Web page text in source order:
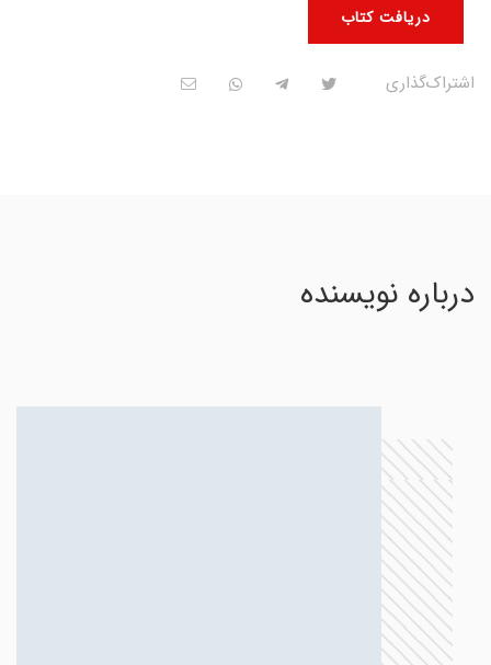
دریافت کتاب
اشتراک‌گذاری
درباره نویسنده